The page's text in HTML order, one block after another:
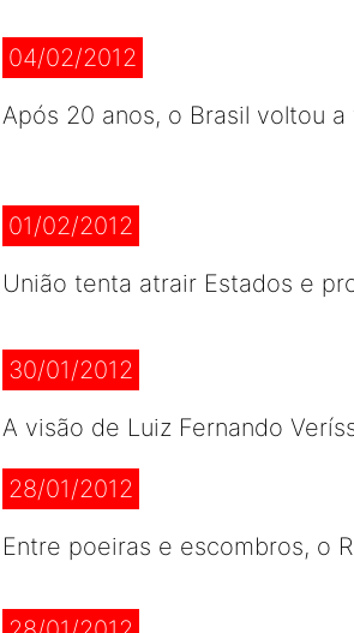
04/02/2012
Após 20 anos, o Brasil voltou
01/02/2012
União tenta atrair Estados e
30/01/2012
A visão de Luiz Fernando
28/01/2012
Entre poeiras e escombros, o